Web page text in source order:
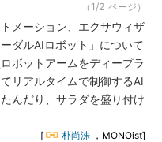
（1/2 ページ）
メーション、エクサウィザ
ダルAIロボット」について
ボットアームをディープラ
リアルタイムで制御するAI
んだり、サラダを盛り付け
[ 朴尚洙 ，MONOist]